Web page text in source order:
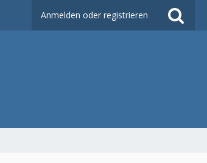
Anmelden oder registrieren